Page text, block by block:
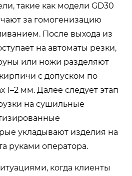
такие как модели GD30
за гомогенизацию
После выхода из
на автоматы резки,
или ножи разделяют
с допуском по
1–2 мм. Далее следует этап
на сушильные
укладывают изделия на
руками оператора.
когда клиенты